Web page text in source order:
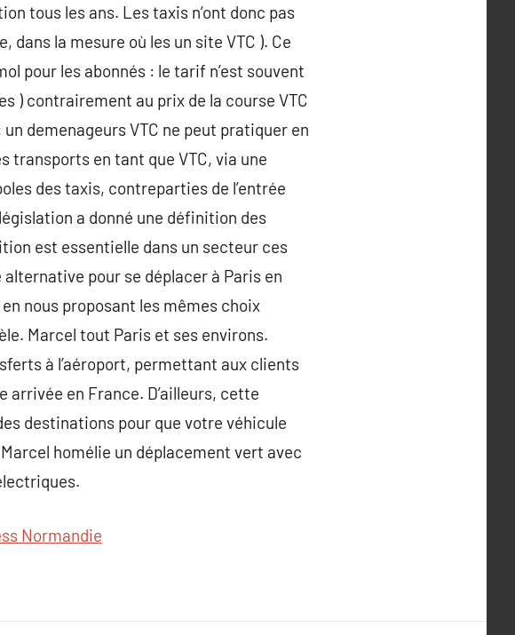
tous les ans. Les taxis n’ont donc pas
dans la mesure où les un site VTC ). Ce
pour les abonnés : le tarif n’est souvent
) contrairement au prix de la course VTC
demenageurs VTC ne peut pratiquer en
transports en tant que VTC, via une
des taxis, contreparties de l’entrée
a donné une définition des
est essentielle dans un secteur ces
pour se déplacer à Paris en
nous proposant les mêmes choix
Marcel tout Paris et ses environs.
à l’aéroport, permettant aux clients
arrivée en France. D’ailleurs, cette
destinations pour que votre véhicule
homélie un déplacement vert avec
Normandie